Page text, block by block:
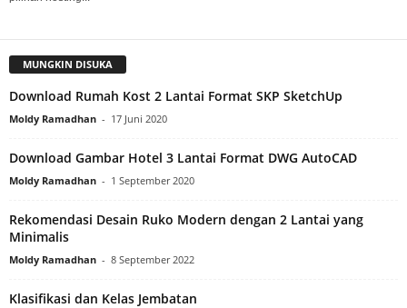
MUNGKIN DISUKA
Download Rumah Kost 2 Lantai Format SKP SketchUp
Moldy Ramadhan - 17 Juni 2020
Download Gambar Hotel 3 Lantai Format DWG AutoCAD
Moldy Ramadhan - 1 September 2020
Rekomendasi Desain Ruko Modern dengan 2 Lantai yang
Minimalis
Moldy Ramadhan - 8 September 2022
Klasifikasi dan Kelas Jembatan